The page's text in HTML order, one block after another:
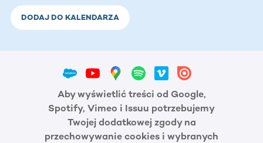
DODAJ DO KALENDARZA
Aby wyświetlić treści od Google,
Spotify, Vimeo i Issuu potrzebujemy
Twojej dodatkowej zgody na
przechowywanie cookies i wybranych